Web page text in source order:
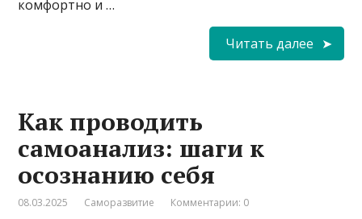
комфортно и …
Читать далее
Как проводить
самоанализ: шаги к
осознанию себя
08.03.2025 Саморазвитие Комментарии: 0